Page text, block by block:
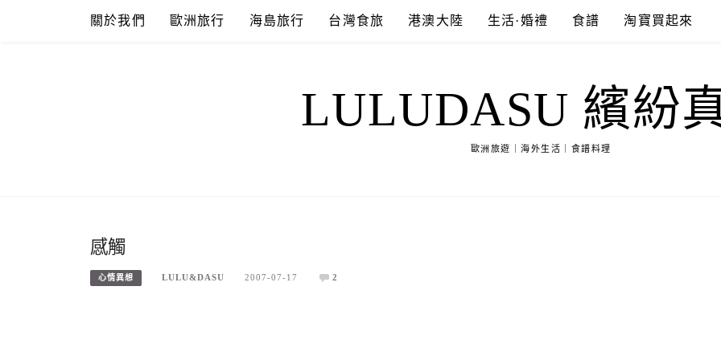
關於我們 歐洲旅行 海島旅行 台灣食旅 港澳大陸 生活·婚禮 食譜 淘寶買起來
LULUDASU 繽紛
歐洲旅遊｜海外生活｜食譜料理
感觸
心情異想 LULU&DASU 2007-07-17 2